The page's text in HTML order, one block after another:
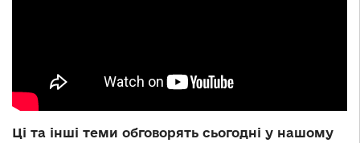
Ці та інші теми обговорять сьогодні у нашому